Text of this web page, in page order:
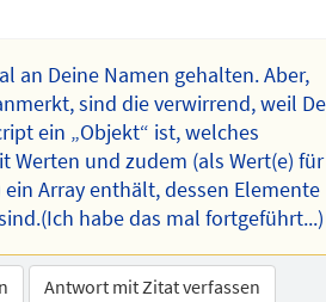
an Deine Namen gehalten. Aber,
sind die verwirrend, weil
ein „Objekt“ ist, welches
Werten und zudem (als Wert(e) für
ein Array enthält, dessen Elemente
habe das mal fortgeführt...)
Antwort mit Zitat verfassen